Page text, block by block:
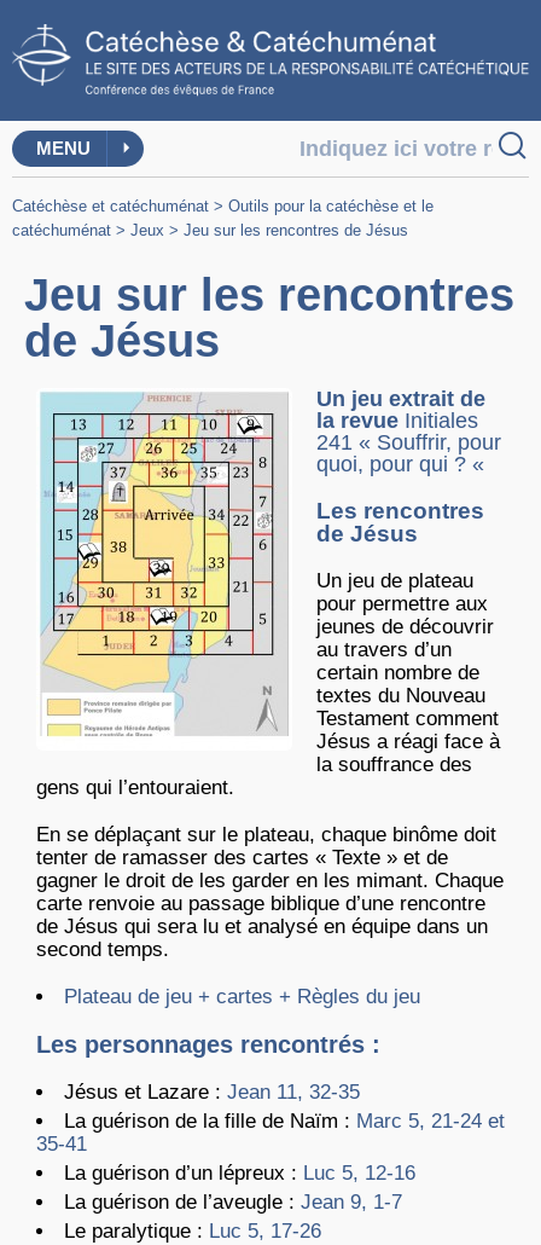
MENU
Catéchèse et catéchuménat > Outils pour la catéchèse et le
catéchuménat > Jeux > Jeu sur les rencontres de Jésus
Jeu sur les rencontres
de Jésus
Un jeu extrait de
la revue Initiales
241 « Souffrir, pour
quoi, pour qui ? «
Les rencontres
de Jésus
Un jeu de plateau
pour permettre aux
jeunes de découvrir
au travers d’un
certain nombre de
textes du Nouveau
Testament comment
Jésus a réagi face à
la souffrance des
gens qui l’entouraient.
En se déplaçant sur le plateau, chaque binôme doit
tenter de ramasser des cartes « Texte » et de
gagner le droit de les garder en les mimant. Chaque
carte renvoie au passage biblique d’une rencontre
de Jésus qui sera lu et analysé en équipe dans un
second temps.
Plateau de jeu + cartes + Règles du jeu
Les personnages rencontrés :
Jésus et Lazare : Jean 11, 32-35
La guérison de la fille de Naïm : Marc 5, 21-24 et
35-41
La guérison d’un lépreux : Luc 5, 12-16
La guérison de l’aveugle : Jean 9, 1-7
Le paralytique : Luc 5, 17-26